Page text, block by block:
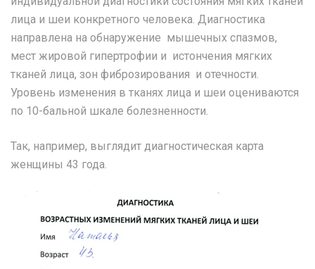
лица и шеи конкретного человека. Диагностика
направлена на обнаружение мышечных спазмов,
мест жировой гипертрофии и истончения мягких
тканей лица, зон фиброзирования и отечности.
Уровень изменения в тканях лица и шеи оцениваются
по 10-бальной шкале болезненности.
Так, например, выглядит диагностическая карта
женщины 43 года.